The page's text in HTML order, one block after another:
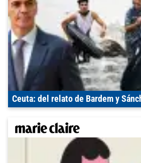
Ceuta: del relato de Bardem y